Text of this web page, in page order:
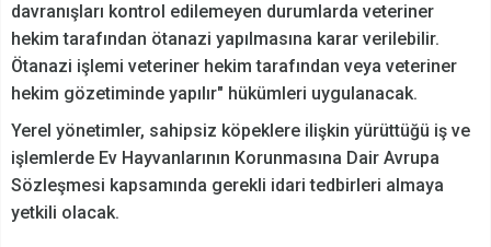
davranışları kontrol edilemeyen durumlarda veteriner
hekim tarafından ötanazi yapılmasına karar verilebilir.
Ötanazi işlemi veteriner hekim tarafından veya veteriner
hekim gözetiminde yapılır" hükümleri uygulanacak.
Yerel yönetimler, sahipsiz köpeklere ilişkin yürüttüğü iş ve
işlemlerde Ev Hayvanlarının Korunmasına Dair Avrupa
Sözleşmesi kapsamında gerekli idari tedbirleri almaya
yetkili olacak.